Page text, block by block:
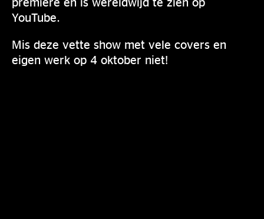
YouTube.
Mis deze vette show met vele covers en
eigen werk op 4 oktober niet!